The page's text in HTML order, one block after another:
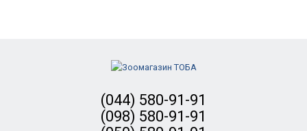
(044) 580-91-91
(098) 580-91-91